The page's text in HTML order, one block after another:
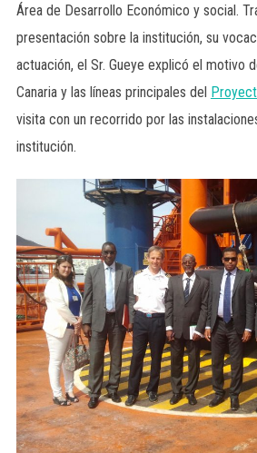
Área de Desarrollo Económico y social.
presentación sobre la institución, su
actuación, el Sr. Gueye explicó el motivo
Canaria y las líneas principales del
visita con un recorrido por las
institución.